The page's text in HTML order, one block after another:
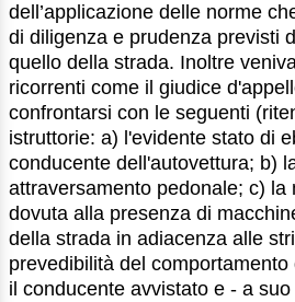
dell’applicazione delle norme
di diligenza e prudenza previsti
quello della strada. Inoltre
ricorrenti come il giudice
confrontarsi con le seguenti
istruttorie: a) l'evidente stato di
conducente dell'autovettura; b)
attraversamento pedonale; c) la
dovuta alla presenza di
della strada in adiacenza alle
prevedibilità del
il conducente avvistato e - a